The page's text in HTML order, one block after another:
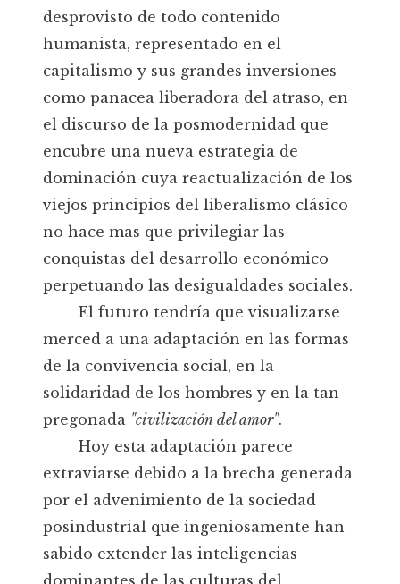
desprovisto de todo contenido
humanista, representado en el
capitalismo y sus grandes inversiones
como panacea liberadora del atraso, en
el discurso de la posmodernidad que
encubre una nueva estrategia de
dominación cuya reactualización de los
viejos principios del liberalismo clásico
no hace mas que privilegiar las
conquistas del desarrollo económico
perpetuando las desigualdades sociales.
El futuro tendría que visualizarse
merced a una adaptación en las formas
de la convivencia social, en la
solidaridad de los hombres y en la tan
pregonada "civilización del amor".
Hoy esta adaptación parece
extraviarse debido a la brecha generada
por el advenimiento de la sociedad
posindustrial que ingeniosamente han
sabido extender las inteligencias
dominantes de las culturas del